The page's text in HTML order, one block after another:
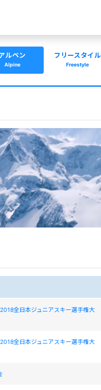
ルペン
Alpine
フリースタイル
Freestyle
全日本ジュニアスキー選手権大
全日本ジュニアスキー選手権大